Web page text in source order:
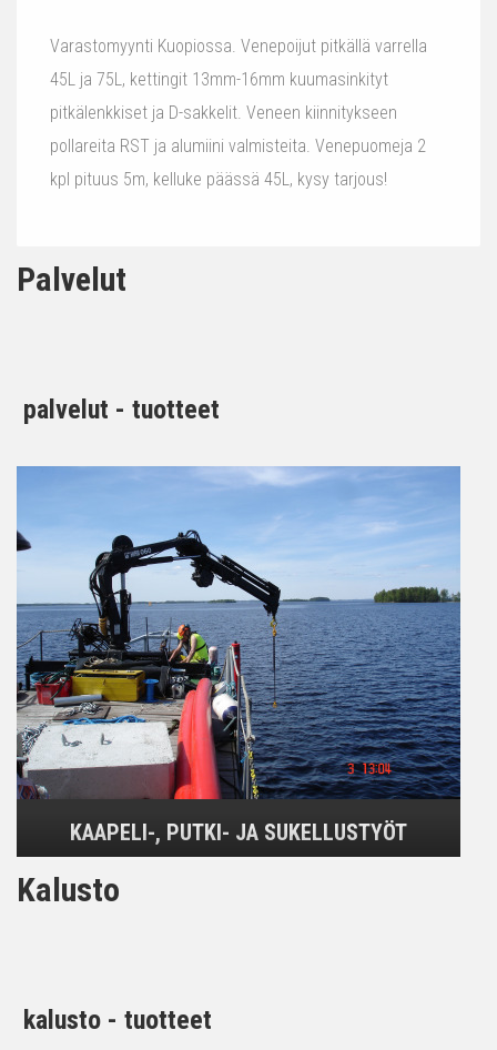
Varastomyynti Kuopiossa. Venepoijut pitkällä varrella
45L ja 75L, kettingit 13mm-16mm kuumasinkityt
pitkälenkkiset ja D-sakkelit. Veneen kiinnitykseen
pollareita RST ja alumiini valmisteita. Venepuomeja 2
kpl pituus 5m, kelluke päässä 45L, kysy tarjous!
Palvelut
palvelut - tuotteet
KAAPELI-, PUTKI- JA SUKELLUSTYÖT
Kalusto
kalusto - tuotteet